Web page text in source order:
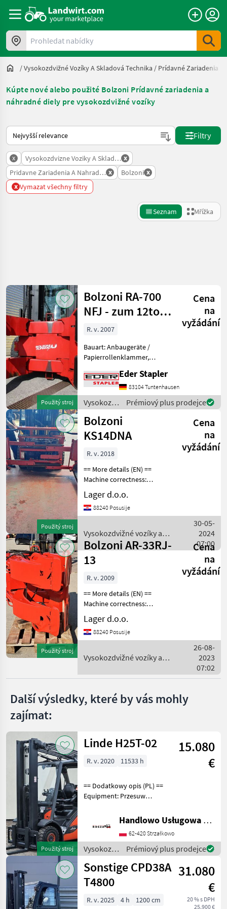
Prohledat nabídky
/Vysokozdvižné Vozíky A Skladová Technika / Prídavné Zariadenia A
Kúpte nové alebo použité Bolzoni Prídavné zariadenia a
náhradné diely pre vysokozdvižné vozíky
Takto se řadí nabídky na Landwirt.com
Filtry
x Vysokozdvizne Voziky A Skladova Technika
x
Pridavne Zariadenia A Nahradne Diely Pre Vysokozdvizne Voziky
x Bolzoni x
x Vymazat všechny filtry
Seznam Mřížka
Kategorie 4 Země Filtry
AKTUÁLNÍ
CESTA
poľnohospodárska
technika
Vysokozdvizne
Voziky A
Skladova
Technika
Pridavne
Zariadenia A
Nahradne Diely
Pre
Vysokozdvizne
Voziky
Bolzoni
VYBRAT
KATEGORII
Bolzoni
Kaup
Kozina
Jungheinrich
Linde
Fliegl
Zobrazit
všech 8
MARKETPLACE
Marketplace
Nabídky
prodejců
Inzeráty
Obnovit
Zobrazit
výsledků
Použitý stroj
Bolzoni RA-700
NFJ - zum 12to.
107027491
Cena
na
vyžádání
R. v. 2007
Bauart: Anbaugeräte /
Papierrollenklammer,
Beschreibung: integrierte
Papierrollenklammer 7000
kg bei 675 mm LSP
Eigenschwerpunkt 375 mm
Vorbaumaß
Eder Stapler
83104 Tuntenhausen
Vysokozdvižné
vozíky a
skladová
technika /
Bolzoni
Prémiový plus prodejce
Použitý stroj
Bolzoni
KS14DNA
Cena
na
vyžádání
R. v. 2018
== More details (EN) ==
Machine correctness:
Correct Fork positioner fork
rotation and side shift max.
pitch width 1, 800 mm
Vysokozdvižné v
Lager d.o.o.
88240 Posusije
Vysokozdvižné vozíky a
skladová technika /
Bolzoni
30-05-
2024
07:00
Použitý stroj
Bolzoni AR-33RJ-
13
Cena
na
vyžádání
R. v. 2009
== More details (EN) ==
Machine correctness:
Correct Max. spread 1300
mm min. shrinkage 250 mm
TOOL FOR PAPER ROLLS
skladová techni
Lager d.o.o.
88240 Posusije
Vysokozdvižné vozíky a
Bolzoni
26-08-
2023
07:02
Další výsledky, které by vás mohly
zajímat:
Použitý stroj
Linde H25T-02
15.080
€
R. v. 2020 11533 h
== Dodatkowy opis (PL) ==
Equipment: Przesuw
skok wideł Additional info:
Stan: Bardzo dobry,
Możliwośc UDT Palivo: plyn,
typ stožiara:
Handlowo Usługowa Alanex Alan Roszak
62-420 Strzałkowo
Vysokozdvižné
vozíky a
skladová
technika /
Linde
Prémiový plus prodejce
Sonstige CPD38A
T4800
31.080
€
20 % s DPH
25.900 €
R. v. 2025 4 h
1200 cm